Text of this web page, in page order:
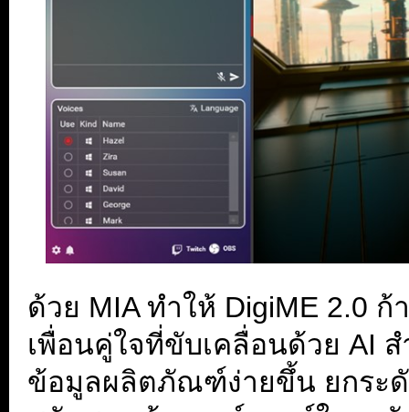
ด้วย MIA ทำให้ DigiME 2.0
เพื่อนคู่ใจที่ขับเคลื่อนด้วย AI
ข้อมูลผลิตภัณฑ์ง่ายขึ้น ยกระ